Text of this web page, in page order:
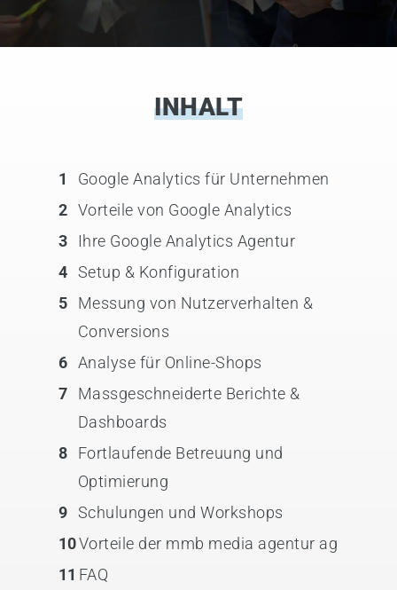
INHALT
1
Google Analytics für Unternehmen
2 Vorteile von Google Analytics
3
Ihre Google Analytics Agentur
4 Setup & Konfiguration
5
Messung von Nutzerverhalten &
Conversions
6 Analyse für Online-Shops
7
Massgeschneiderte Berichte &
Dashboards
8
Fortlaufende Betreuung und
Optimierung
9 Schulungen und Workshops
10Vorteile der mmb media agentur ag
11 FAQ